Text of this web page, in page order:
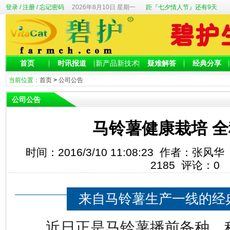
登录/注册/忘记密码 2026年8月10日 星期一 距『七夕情人节』还有9天
首页 时讯报道 新产品新技术 疑难解答 经典分享
当前位置： 首页> 公司公告
公司公告
马铃薯健康栽培
时间：2016/3/10 11:08:23 作者：张风
2185 评论： 0
来自马铃薯生产一线的经